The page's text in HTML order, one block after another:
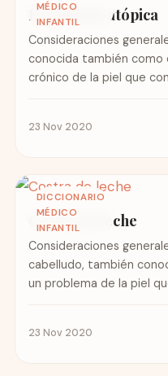
MÉDICO
INFANTIL
Dermatitis atópica
Consideraciones
conocida también como
crónico de la piel que
23 Nov 2020
DICCIONARIO
MÉDICO
INFANTIL
Costra de leche
Consideraciones
cabelludo, también
un problema de la piel
23 Nov 2020